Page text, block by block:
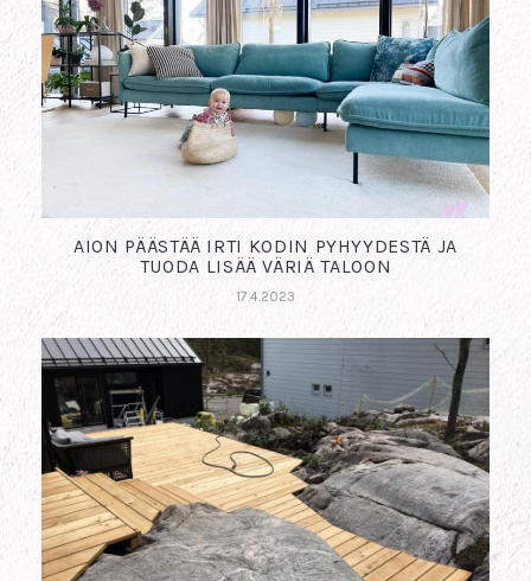
AION PÄÄSTÄÄ IRTI KODIN PYHYYDESTÄ JA
TUODA LISÄÄ VÄRIÄ TALOON
17.4.2023